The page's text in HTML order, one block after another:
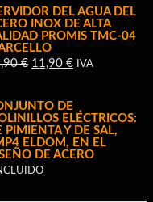
€.
PRECIO
ACTUAL
ES:
98,00 €.
DEL AGUA DEL
INOX DE ALTA
PROMIS TMC-04
€ EL
ORIGINAL
ERA:
16,90 €.
11,90 €EL
ES:
11,90 €.
IVA
DE
ELÉCTRICOS:
PIMIENTA Y DE SAL,
ELDOM, EN EL
DE ACERO